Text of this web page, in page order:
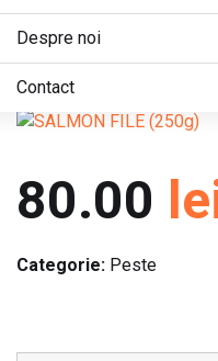
Despre noi
Contact
80.00
Categorie: Peste